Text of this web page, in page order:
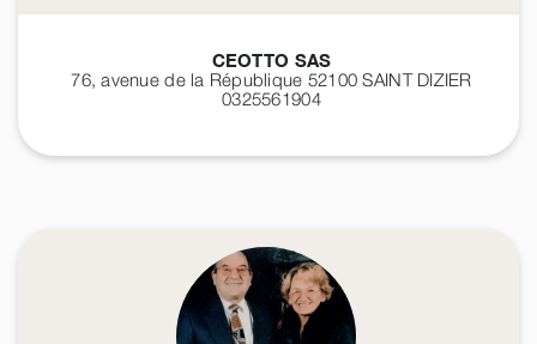
CEOTTO SAS
76, avenue de la République 52100SAINT DIZIER
0325561904